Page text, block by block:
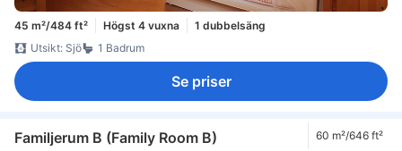
45 m²/484 ft² Högst 4 vuxna
1 dubbelsäng
Utsikt: Sjö
1 Badrum
Se priser
Familjerum B (Family Room B) 60 m²/646 ft²